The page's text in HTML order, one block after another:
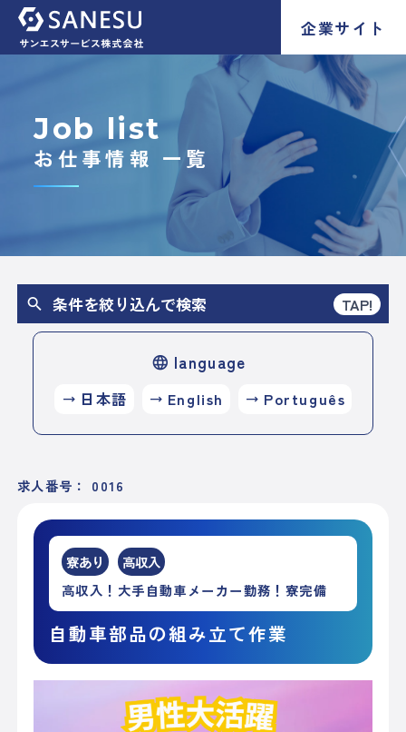
企業サイト
Job list
お仕事情報 一覧
search 条件を絞り込んで検索 TAP!
language language
trending_flat 日本語 trending_flat English trending_flat Português
求人番号： 0016
寮あり
高収入
高収入！大手自動車メーカー勤務！寮完備
自動車部品の組み立て作業